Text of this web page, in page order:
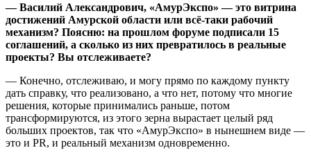
— Василий Александрович, «АмурЭкспо» — это витрина
достижений Амурской области или всё-таки рабочий
механизм? Поясню: на прошлом форуме подписали 15
соглашений, а сколько из них превратилось в реальные
проекты? Вы отслеживаете?
— Конечно, отслеживаю, и могу прямо по каждому пункту
дать справку, что реализовано, а что нет, потому что многие
решения, которые принимались раньше, потом
трансформируются, из этого зерна вырастает целый ряд
больших проектов, так что «АмурЭкспо» в нынешнем виде —
это и PR, и реальный механизм одновременно.